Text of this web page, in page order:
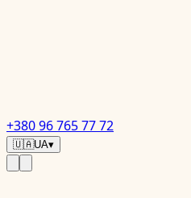
+380 96 765 77 72
🇺🇦UA▾